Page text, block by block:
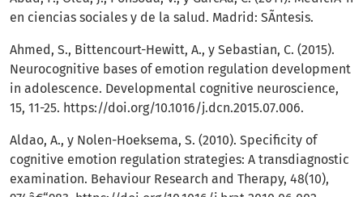
en ciencias sociales y de la salud. Madrid: SÃ­ntesis.
Ahmed, S., Bittencourt-Hewitt, A., y Sebastian, C. (2015).
Neurocognitive bases of emotion regulation development
in adolescence. Developmental cognitive neuroscience,
15, 11-25. https://doi.org/10.1016/j.dcn.2015.07.006.
Aldao, A., y Nolen-Hoeksema, S. (2010). Specificity of
cognitive emotion regulation strategies: A transdiagnostic
examination. Behaviour Research and Therapy, 48(10),